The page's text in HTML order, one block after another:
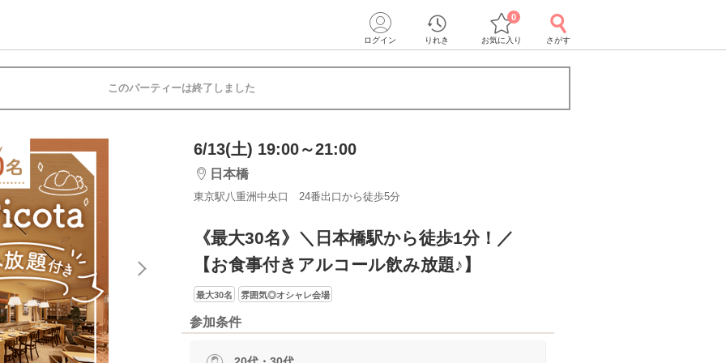
ログイン りれき お気に入り
0
さがす
このパーティーは終了しました
6/13(土) 19:00～21:00
日本橋
東京駅八重洲中央口 24番出口から徒歩5分
《最大30名》＼日本橋駅から徒歩1分！／
【お食事付きアルコール飲み放題♪】
最大30名 雰囲気◎オシャレ会場
参加条件